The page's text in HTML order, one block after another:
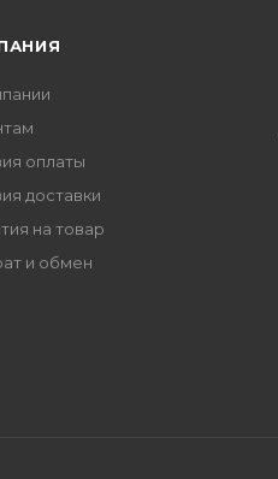
оплаты
доставки
на товар
и обмен